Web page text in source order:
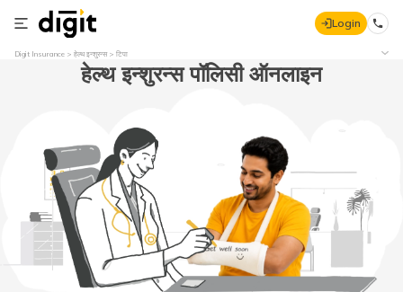
Login
Digit Insurance हेल्थ इन्शुरन्स टिपा
हेल्थ इन्शुरन्स पॉलिसी ऑनलाइन